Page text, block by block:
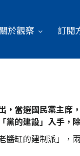
關於觀察 訂閱
當選國民黨主
的建設」入手，
缸的建制派」